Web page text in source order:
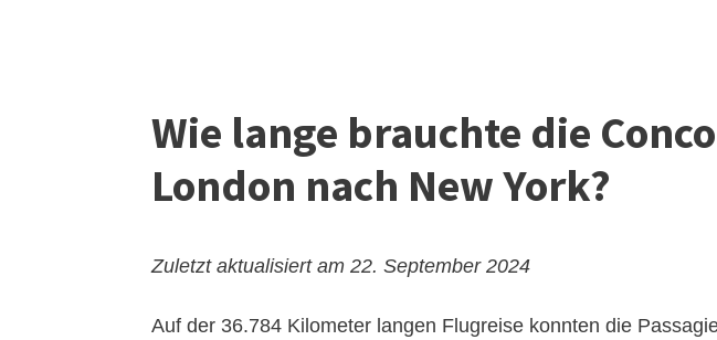
Wie lange brauchte die
London nach New York?
Zuletzt aktualisiert am 22. September 2024
Auf der 36.784 Kilometer langen Flugreise konnten die